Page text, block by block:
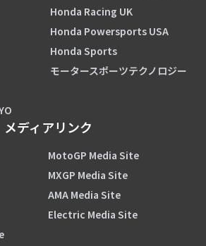
Honda Racing UK
Honda Powersports USA
Honda Sports
モータースポーツテクノロジー
メディアリンク
MotoGP Media Site
MXGP Media Site
AMA Media Site
Electric Media Site